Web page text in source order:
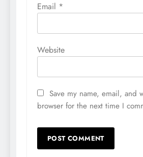
Email *
Website
Save my name, email, and
browser for the next time I